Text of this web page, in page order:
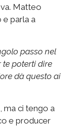
Matteo
e parla a
passo nel
te poterti dire
dà questo ai
ma ci tengo a
e producer